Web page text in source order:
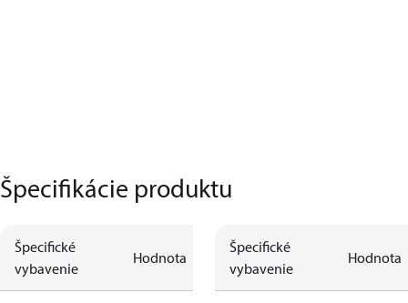
Špecifikácie produktu
Špecifické
vybavenie
Hodnota
Špecifické
vybavenie
Hodnota